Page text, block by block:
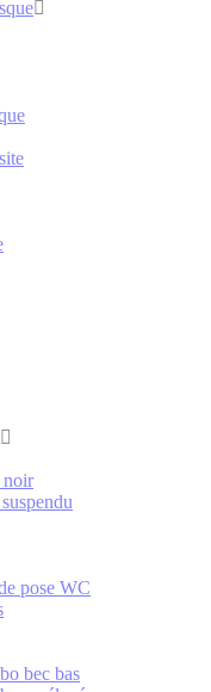
noir
pose WC
bec bas